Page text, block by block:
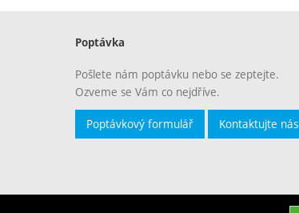
Poptávka
Pošlete nám poptávku nebo se zeptejte.
Ozveme se Vám co nejdříve.
Poptávkový formulář Kontaktujte nás